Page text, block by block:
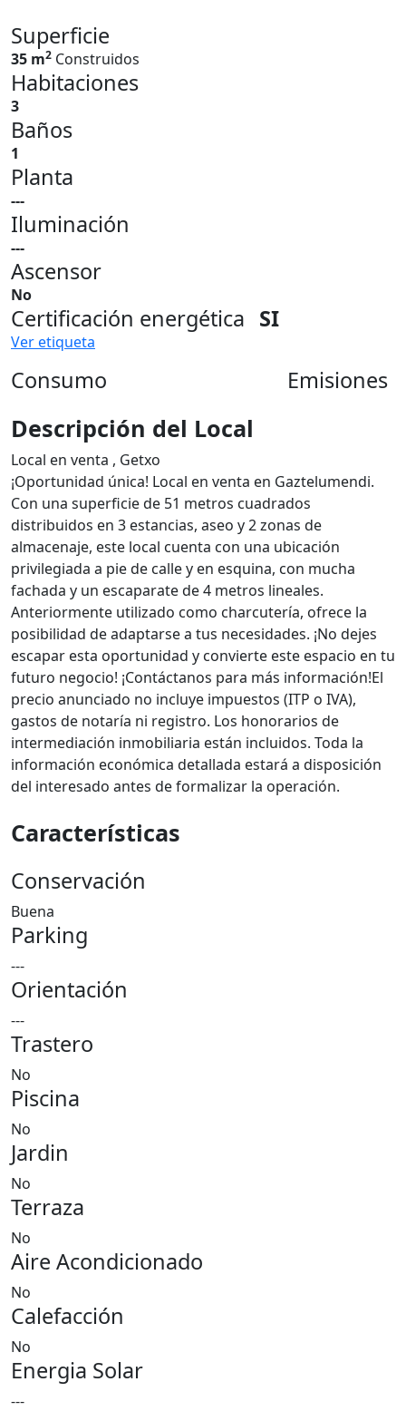
Superficie
35 m2 Construidos
Habitaciones
3
Baños
1
Planta
---
Iluminación
---
Ascensor
No
Certificación energética SI
Ver etiqueta
Consumo Emisiones
Descripción del Local
Local en venta , Getxo
¡Oportunidad única! Local en venta en Gaztelumendi.
Con una superficie de 51 metros cuadrados
distribuidos en 3 estancias, aseo y 2 zonas de
almacenaje, este local cuenta con una ubicación
privilegiada a pie de calle y en esquina, con mucha
fachada y un escaparate de 4 metros lineales.
Anteriormente utilizado como charcutería, ofrece la
posibilidad de adaptarse a tus necesidades. ¡No dejes
escapar esta oportunidad y convierte este espacio en tu
futuro negocio! ¡Contáctanos para más información!El
precio anunciado no incluye impuestos (ITP o IVA),
gastos de notaría ni registro. Los honorarios de
intermediación inmobiliaria están incluidos. Toda la
información económica detallada estará a disposición
del interesado antes de formalizar la operación.
Características
Conservación
Buena
Parking
---
Orientación
---
Trastero
No
Piscina
No
Jardin
No
Terraza
No
Aire Acondicionado
No
Calefacción
No
Energia Solar
---